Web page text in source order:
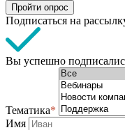
Пройти опрос
Подписаться на
Вы успешно
Тематика*
Имя